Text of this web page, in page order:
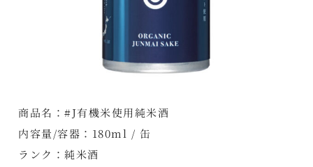
商品名：#J有機米使用純米酒
内容量/容器：180ml / 缶
ランク：純米酒